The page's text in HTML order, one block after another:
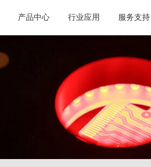
产品中心 行业应用 服务支持